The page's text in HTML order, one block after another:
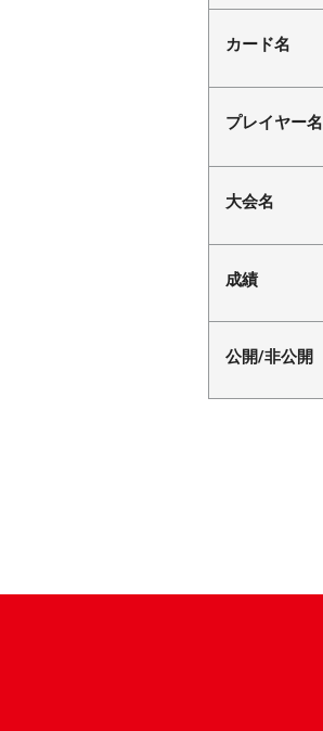
カード名
プレイヤー名
大会名
成績
公開/非公開